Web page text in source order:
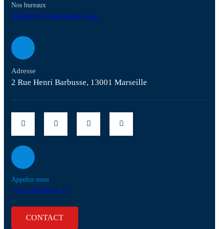
Nos bureaux
info@ccif-marseille.com
Adresse
2 Rue Henri Barbusse, 13001 Marseille
Appelez-nous
+33 4 91 90 81 17
CONTACT